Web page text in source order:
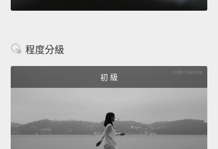
程度分級
初 級